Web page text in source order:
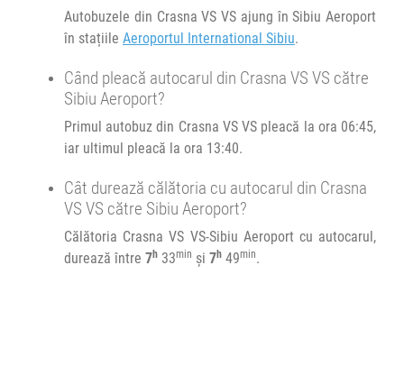
Durată:
min
M M J V S D
19:30 Brașov Sala sporturilor
02bis
Minivan Trans Olteanu Tour :
02bis
Brașov Timișoara
Afiseaza itinerariu
Sibiu Aeroport Aeroportul International Sibiu
min
Autobuzele din Crasna VS VS ajung în Sibiu Aeroport
în stațiile Aeroportul International Sibiu.
Când pleacă autocarul din Crasna VS VS către
Sibiu Aeroport?
Primul autobuz din Crasna VS VS pleacă la ora 06:45,
iar ultimul pleacă la ora 13:40.
Cât durează călătoria cu autocarul din Crasna
VS VS către Sibiu Aeroport?
Călătoria Crasna VS VS-Sibiu Aeroport cu autocarul,
durează între 7h 33min și 7h 49min.